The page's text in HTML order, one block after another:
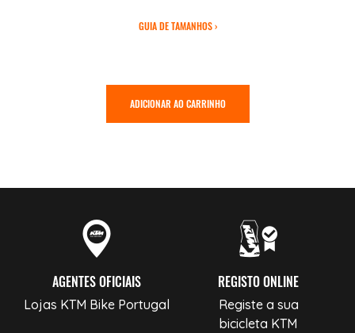
GUIA DE TAMANHOS ›
ADICIONAR AO CARRINHO
AGENTES OFICIAIS
Lojas KTM Bike Portugal
REGISTO ONLINE
Registe a sua
bicicleta KTM